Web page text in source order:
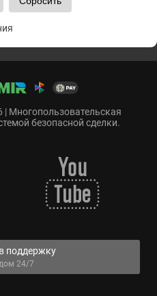
| Многопользовательская
безопасной сделки.
поддержку
24/7